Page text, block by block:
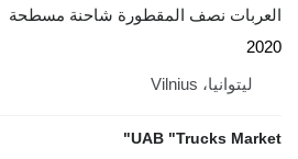
العربات نصف المقطورة شاحنة مسطحة
2020
ليتوانيا، Vilnius
UAB "Trucks Market"